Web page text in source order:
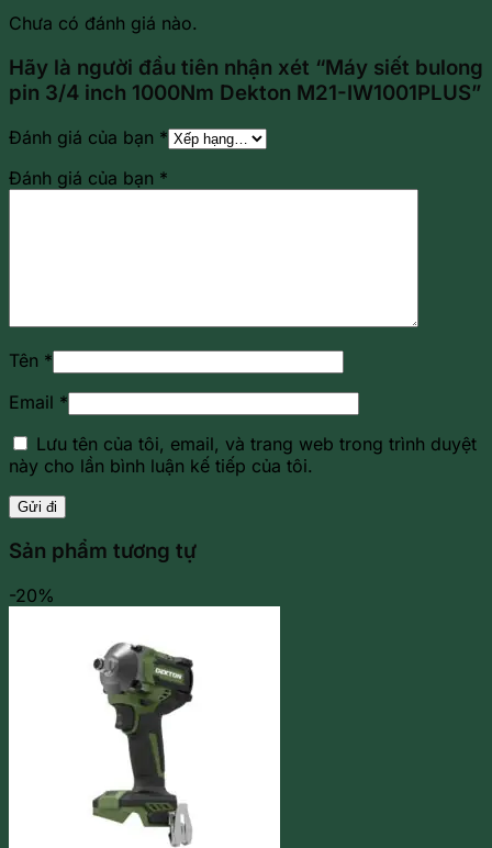
Chưa có đánh giá nào.
Hãy là người đầu tiên nhận xét “Máy siết bulong
pin 3/4 inch 1000Nm Dekton M21-IW1001PLUS”
Đánh giá của bạn *
Đánh giá của bạn *
Tên *
Email *
Lưu tên của tôi, email, và trang web trong trình duyệt
này cho lần bình luận kế tiếp của tôi.
Sản phẩm tương tự
-20%